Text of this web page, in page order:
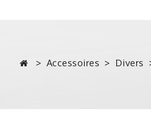
Accessoires Divers